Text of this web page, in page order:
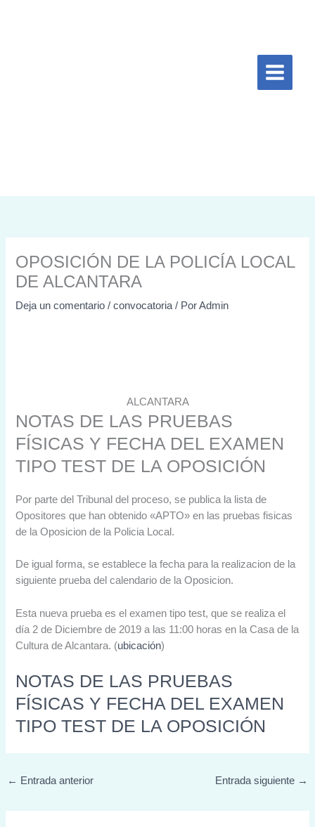
OPOSICIÓN DE LA POLICÍA LOCAL
DE ALCANTARA
Deja un comentario /convocatoria/ PorAdmin
ALCANTARA
NOTAS DE LAS PRUEBAS
FÍSICAS Y FECHA DEL EXAMEN
TIPO TEST DE LA OPOSICIÓN
Por parte del Tribunal del proceso, se publica la lista de
Opositores que han obtenido «APTO» en las pruebas fisicas
de la Oposicion de la Policia Local.
De igual forma, se establece la fecha para la realizacion de la
siguiente prueba del calendario de la Oposicion.
Esta nueva prueba es el examen tipo test, que se realiza el
día 2 de Diciembre de 2019 a las 11:00 horas en la Casa de la
Cultura de Alcantara. (ubicación)
NOTAS DE LAS PRUEBAS
FÍSICAS Y FECHA DEL EXAMEN
TIPO TEST DE LA OPOSICIÓN
← Entrada anterior Entrada siguiente →